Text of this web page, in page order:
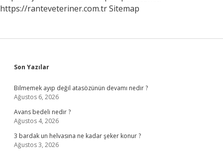
https://ranteveteriner.com.trSitemap
Sidebar
Son Yazılar
Bilmemek ayıp değil atasözünün devamı nedir ?
Ağustos 6, 2026
Avans bedeli nedir ?
Ağustos 4, 2026
3 bardak un helvasına ne kadar şeker konur ?
Ağustos 3, 2026